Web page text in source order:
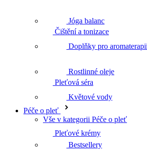
Pleťové oleje
Jóga balanc
Doplňky pro aromaterapii
Rostlinné oleje
Květové vody
Péče o pleť
Vše v kategorii Péče o pleť
Bestsellery